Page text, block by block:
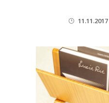
11.11.2017